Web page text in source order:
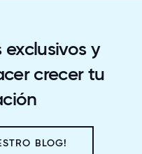
y
crecer tu
BLOG!